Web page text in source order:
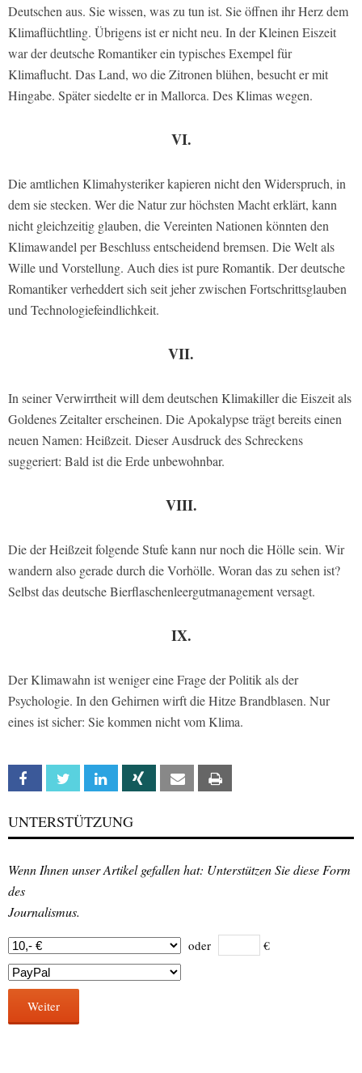
Deutschen aus. Sie wissen, was zu tun ist. Sie öffnen ihr Herz dem
Klimaflüchtling. Übrigens ist er nicht neu. In der Kleinen Eiszeit
war der deutsche Romantiker ein typisches Exempel für
Klimaflucht. Das Land, wo die Zitronen blühen, besucht er mit
Hingabe. Später siedelte er in Mallorca. Des Klimas wegen.
VI.
Die amtlichen Klimahysteriker kapieren nicht den Widerspruch, in
dem sie stecken. Wer die Natur zur höchsten Macht erklärt, kann
nicht gleichzeitig glauben, die Vereinten Nationen könnten den
Klimawandel per Beschluss entscheidend bremsen. Die Welt als
Wille und Vorstellung. Auch dies ist pure Romantik. Der deutsche
Romantiker verheddert sich seit jeher zwischen Fortschrittsglauben
und Technologiefeindlichkeit.
VII.
In seiner Verwirrtheit will dem deutschen Klimakiller die Eiszeit als
Goldenes Zeitalter erscheinen. Die Apokalypse trägt bereits einen
neuen Namen: Heißzeit. Dieser Ausdruck des Schreckens
suggeriert: Bald ist die Erde unbewohnbar.
VIII.
Die der Heißzeit folgende Stufe kann nur noch die Hölle sein. Wir
wandern also gerade durch die Vorhölle. Woran das zu sehen ist?
Selbst das deutsche Bierflaschenleergutmanagement versagt.
IX.
Der Klimawahn ist weniger eine Frage der Politik als der
Psychologie. In den Gehirnen wirft die Hitze Brandblasen. Nur
eines ist sicher: Sie kommen nicht vom Klima.
Facebook Twitter Linkedin Xing Email
UNTERSTÜTZUNG
Wenn Ihnen unser Artikel gefallen hat: Unterstützen Sie diese Form
des
Journalismus.
oder €
Weiter